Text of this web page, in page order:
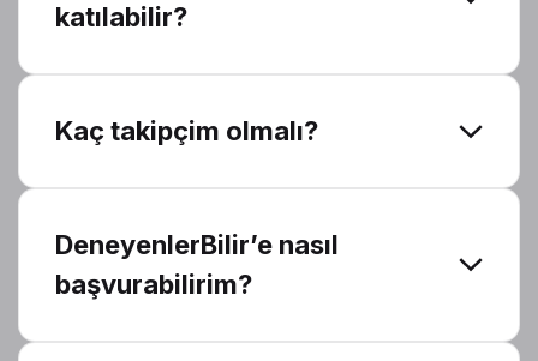
katılabilir?
Kaç takipçim olmalı?
DeneyenlerBilir’e nasıl
başvurabilirim?